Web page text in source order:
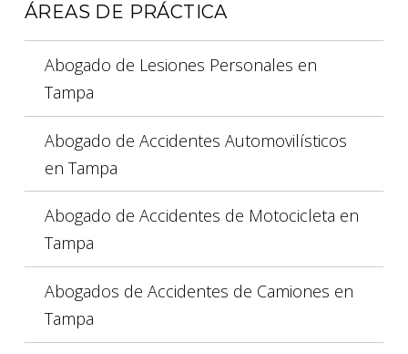
ÁREAS DE PRÁCTICA
Abogado de Lesiones Personales en
Tampa
Abogado de Accidentes Automovilísticos
en Tampa
Abogado de Accidentes de Motocicleta en
Tampa
Abogados de Accidentes de Camiones en
Tampa